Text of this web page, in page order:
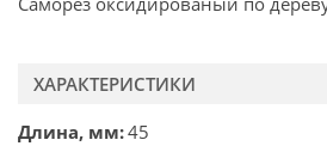
ХАРАКТЕРИСТИКИ
Длина, мм 45